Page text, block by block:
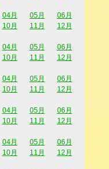
04月 05月
06月
10月 11月
12月
04月 05月
06月
10月 11月
12月
04月 05月
06月
10月 11月
12月
04月 05月
06月
10月 11月
12月
04月 05月
06月
10月 11月
12月